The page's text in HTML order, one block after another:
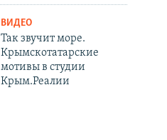
ВИДЕО
Так звучит море.
Крымскотатарские
мотивы в студии
Крым.Реалии